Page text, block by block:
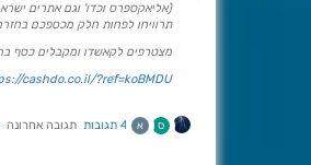
(אליאקספרס וכדו' וגם אתרים
תרוויחו לפחות חלק מכספכם
מצטרפים לקאשדו ומקבלים כסף
cashdo.co.il/?ref=koBMDU
ס א 4 תגובות תגובה אחרונה